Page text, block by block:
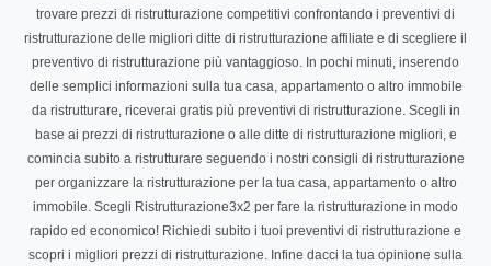
trovare prezzi di ristrutturazione competitivi confrontando i preventivi di
ristrutturazione delle migliori ditte di ristrutturazione affiliate e di scegliere il
preventivo di ristrutturazione più vantaggioso. In pochi minuti, inserendo
delle semplici informazioni sulla tua casa, appartamento o altro immobile
da ristrutturare, riceverai gratis più preventivi di ristrutturazione. Scegli in
base ai prezzi di ristrutturazione o alle ditte di ristrutturazione migliori, e
comincia subito a ristrutturare seguendo i nostri consigli di ristrutturazione
per organizzare la ristrutturazione per la tua casa, appartamento o altro
immobile. Scegli Ristrutturazione3x2 per fare la ristrutturazione in modo
rapido ed economico! Richiedi subito i tuoi preventivi di ristrutturazione e
scopri i migliori prezzi di ristrutturazione. Infine dacci la tua opinione sulla